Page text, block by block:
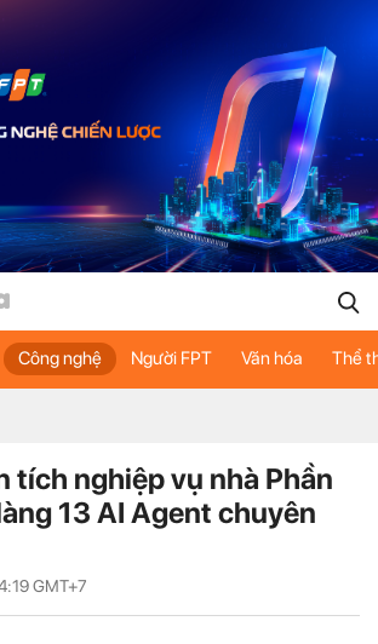
Công nghệ Người FPT Văn hóa Thể
tích nghiệp vụ nhà Phần
13 AI Agent chuyên
GMT+7